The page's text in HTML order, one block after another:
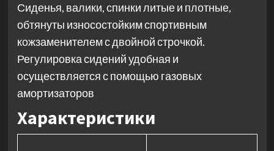
Сиденья, валики, спинки литые и плотные,
обтянуты износостойким спортивным
кожзаменителем с двойной строчкой.
Регулировка сидений удобная и
осуществляется с помощью газовых
амортизаторов
Характеристики